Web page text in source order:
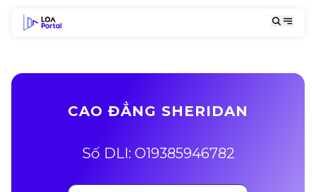
CAO ĐẲNG SHERIDAN
Số DLI: O19385946782